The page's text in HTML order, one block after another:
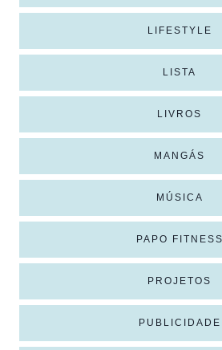
LIFESTYLE
LISTA
LIVROS
MANGÁS
MÚSICA
PAPO FITNESS
PROJETOS
PUBLICIDADE